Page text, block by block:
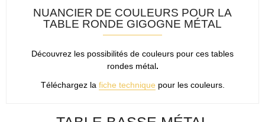
NUANCIER DE COULEURS POUR LA
TABLE RONDE GIGOGNE MÉTAL
Découvrez les possibilités de couleurs pour ces tables
rondes métal.
Téléchargez la fiche technique pour les couleurs.